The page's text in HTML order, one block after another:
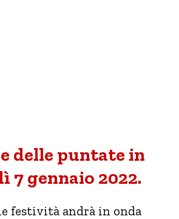
delle puntate in
7 gennaio 2022.
festività andrà in onda